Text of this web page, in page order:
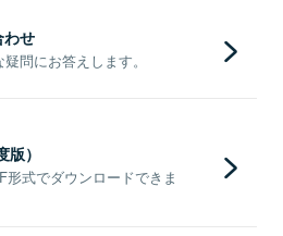
わせ
問にお答えします。
）
式でダウンロードできま